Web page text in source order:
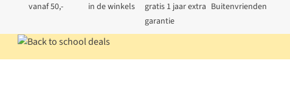
vanaf 50,-
in de winkels
gratis 1 jaar extra
garantie
Buitenvrienden